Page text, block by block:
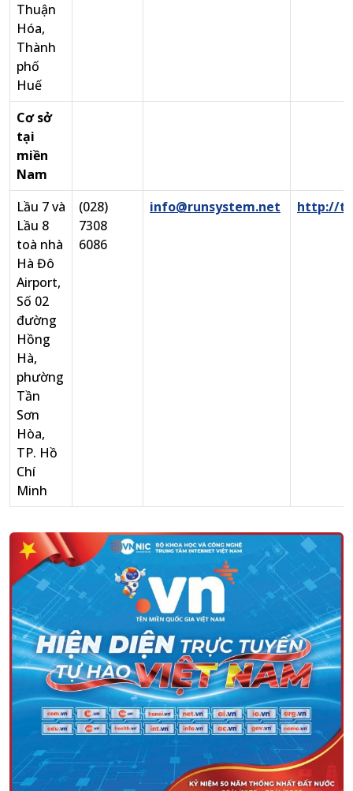
Thuận
Hóa,
Thành
phố
Huế
Cơ sở
tại
miền
Nam
Lầu 7 và
Lầu 8
toà nhà
Hà Đô
Airport,
Số 02
đường
Hồng
Hà,
phường
Tần
Sơn
Hòa,
TP. Hồ
Chí
Minh
(028)
7308
6086
info@runsystem.net http://